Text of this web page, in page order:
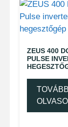
ZEUS 400
PULSE
TOVÁBB